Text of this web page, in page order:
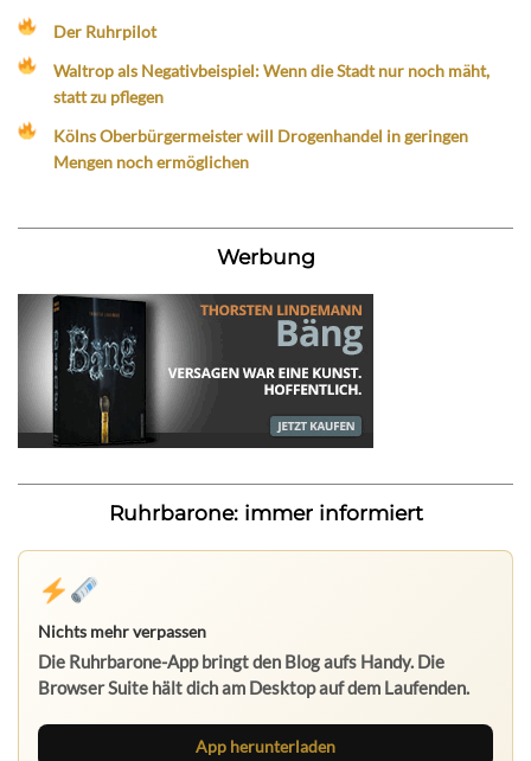
Der Ruhrpilot
Waltrop als Negativbeispiel: Wenn die Stadt nur noch mäht,
statt zu pflegen
Kölns Oberbürgermeister will Drogenhandel in geringen
Mengen noch ermöglichen
Werbung
Ruhrbarone: immer informiert
Nichts mehr verpassen
Die Ruhrbarone-App bringt den Blog aufs Handy. Die
Browser Suite hält dich am Desktop auf dem Laufenden.
App herunterladen